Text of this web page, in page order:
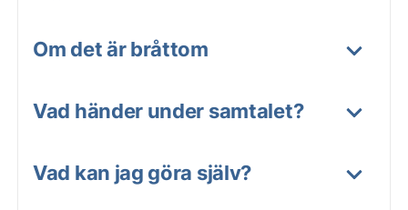
Om det är bråttom
Vad händer under samtalet?
Vad kan jag göra själv?